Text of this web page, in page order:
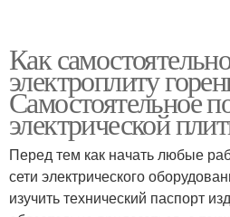
электроплиты
Как
электроплиту
Самостоятельное
электрической
Перед тем как начать любые
сети электрического
изучить технический паспорт